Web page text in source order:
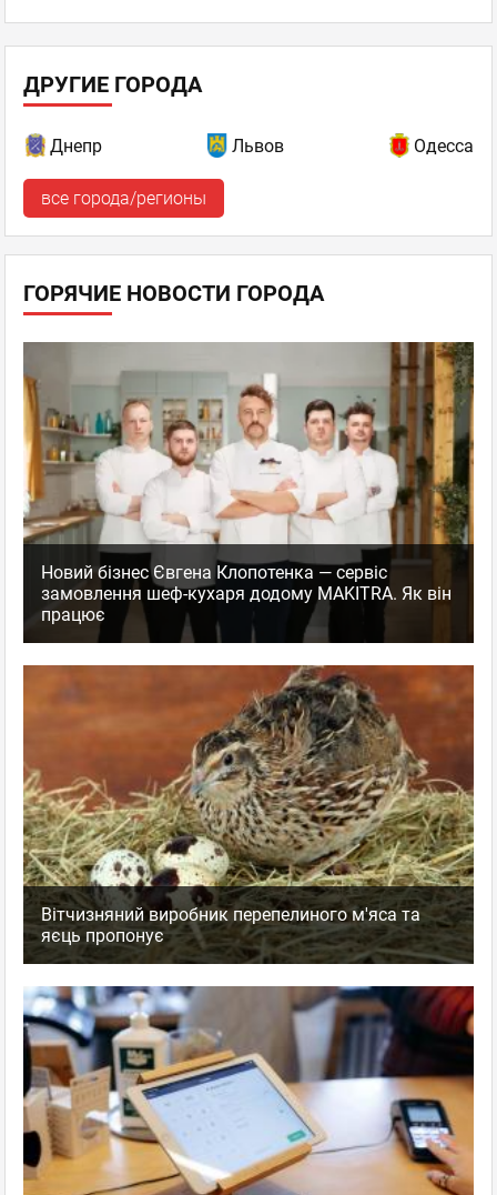
ДРУГИЕ ГОРОДА
Днепр Львов Одесса
все города/регионы
ГОРЯЧИЕ НОВОСТИ ГОРОДА
Новий бізнес Євгена Клопотенка — сервіс
замовлення шеф-кухаря додому MAKITRA. Як він
працює
Вітчизняний виробник перепелиного м'яса та
яєць пропонує